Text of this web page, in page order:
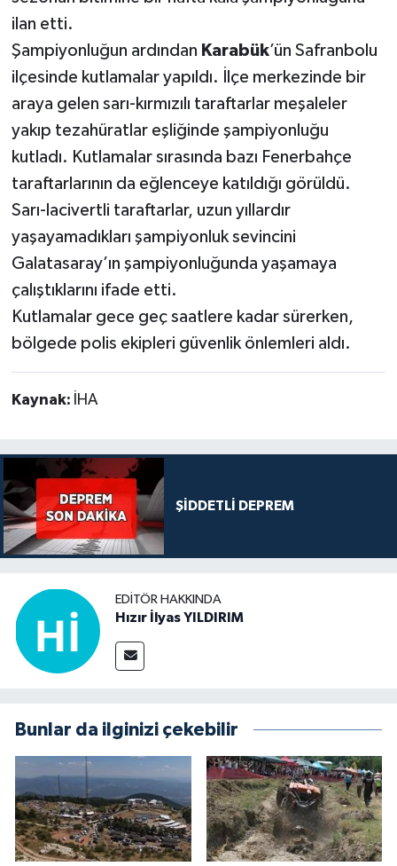
ilan etti.
Şampiyonluğun ardından Karabük’ün Safranbolu
ilçesinde kutlamalar yapıldı. İlçe merkezinde bir
araya gelen sarı-kırmızılı taraftarlar meşaleler
yakıp tezahüratlar eşliğinde şampiyonluğu
kutladı. Kutlamalar sırasında bazı Fenerbahçe
taraftarlarının da eğlenceye katıldığı görüldü.
Sarı-lacivertli taraftarlar, uzun yıllardır
yaşayamadıkları şampiyonluk sevincini
Galatasaray’ın şampiyonluğunda yaşamaya
çalıştıklarını ifade etti.
Kutlamalar gece geç saatlere kadar sürerken,
bölgede polis ekipleri güvenlik önlemleri aldı.
Kaynak: İHA
ŞİDDETLİ DEPREM
EDITÖR HAKKINDA
Hızır İlyas YILDIRIM
Bunlar da ilginizi çekebilir